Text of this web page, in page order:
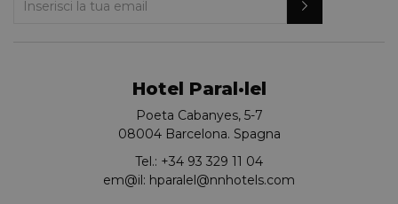
Hotel Paral·lel
Poeta Cabanyes, 5-7
08004 Barcelona. Spagna
Tel.: +34 93 329 11 04
em@il: hparalel@nnhotels.com